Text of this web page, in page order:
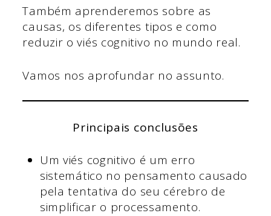
Também aprenderemos sobre as
causas, os diferentes tipos e como
reduzir o viés cognitivo no mundo real.
Vamos nos aprofundar no assunto.
Principais conclusões
Um viés cognitivo é um erro
sistemático no pensamento causado
pela tentativa do seu cérebro de
simplificar o processamento.